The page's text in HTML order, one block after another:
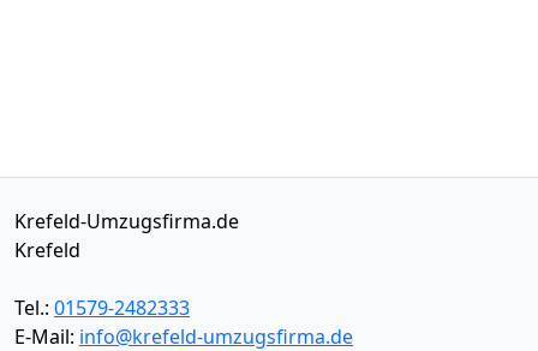
Krefeld-Umzugsfirma.de
Krefeld
Tel.: 01579-2482333
E-Mail: info@krefeld-umzugsfirma.de